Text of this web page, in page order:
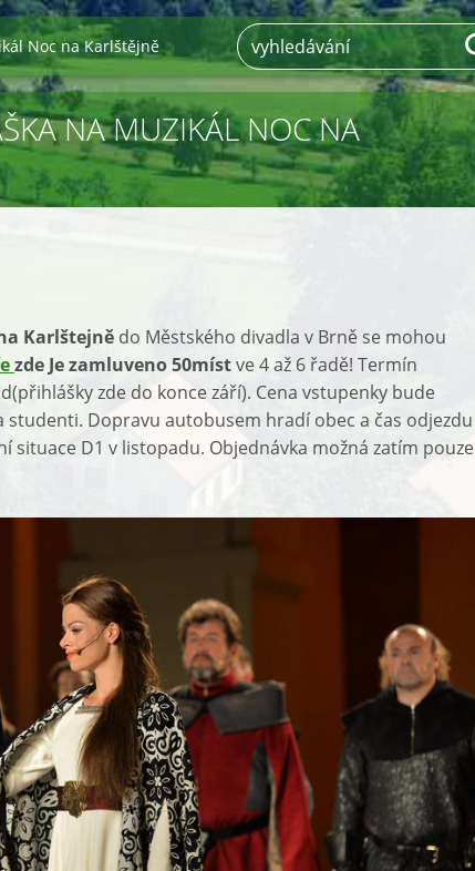
Noc na Karlštějně
NA MUZIKÁL NOC NA
Karlštejně do Městského divadla v Brně se mohou
zde Je zamluveno 50místve 4 až 6 řadě! Termín
zde do konce září). Cena vstupenky bude
studenti. Dopravu autobusem hradí obec a čas odjezdu
situace D1 v listopadu. Objednávka možná zatím pouze